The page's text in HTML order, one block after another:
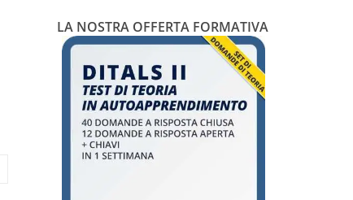
LA NOSTRA OFFERTA FORMATIVA